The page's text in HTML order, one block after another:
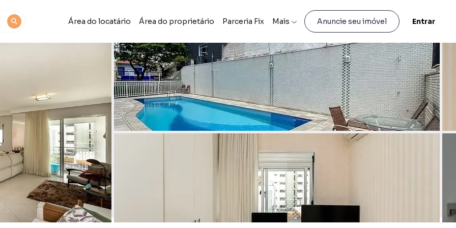
Área do locatário Área do proprietário Parceria Fix Mais Anuncie seu imóvel Entrar